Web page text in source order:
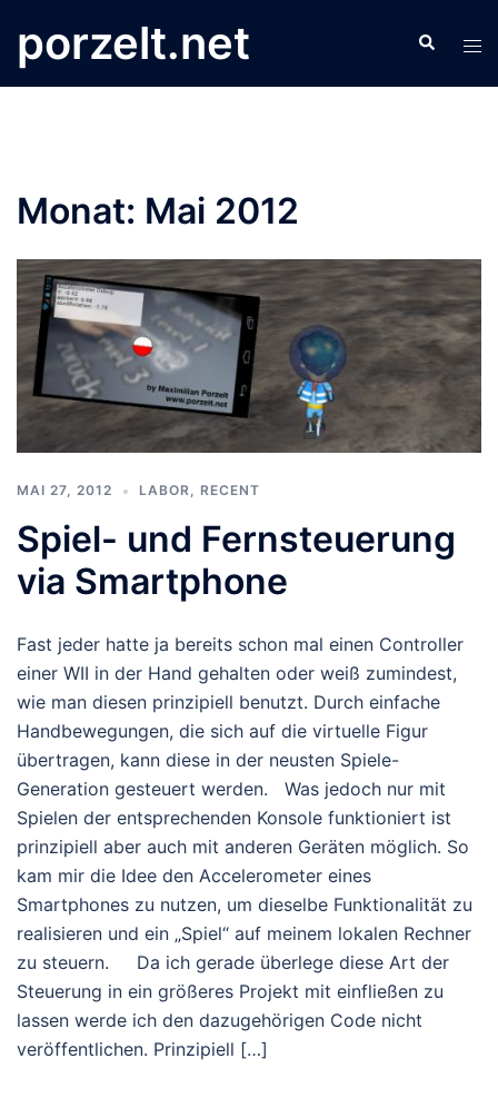
Inhalt
springen
porzelt.net Search
Monat: Mai 2012
MAI 27, 2012 LABOR, RECENT
Spiel- und Fernsteuerung
via Smartphone
Fast jeder hatte ja bereits schon mal einen Controller
einer WII in der Hand gehalten oder weiß zumindest,
wie man diesen prinzipiell benutzt. Durch einfache
Handbewegungen, die sich auf die virtuelle Figur
übertragen, kann diese in der neusten Spiele-
Generation gesteuert werden. Was jedoch nur mit
Spielen der entsprechenden Konsole funktioniert ist
prinzipiell aber auch mit anderen Geräten möglich. So
kam mir die Idee den Accelerometer eines
Smartphones zu nutzen, um dieselbe Funktionalität zu
realisieren und ein „Spiel“ auf meinem lokalen Rechner
zu steuern. Da ich gerade überlege diese Art der
Steuerung in ein größeres Projekt mit einfließen zu
lassen werde ich den dazugehörigen Code nicht
veröffentlichen. Prinzipiell […]